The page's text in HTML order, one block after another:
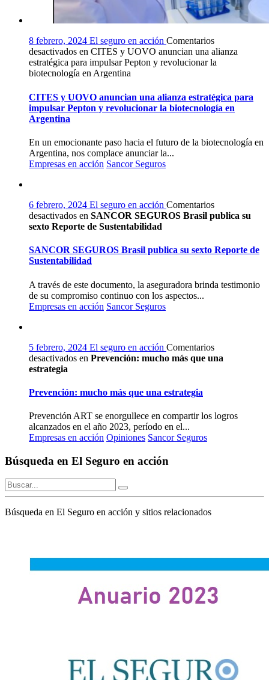
8 febrero, 2024 El seguro en acción Comentarios
desactivados en CITES y UOVO anuncian una alianza
estratégica para impulsar Pepton y revolucionar la
biotecnología en Argentina
CITES y UOVO anuncian una alianza estratégica para
impulsar Pepton y revolucionar la biotecnología en
Argentina
En un emocionante paso hacia el futuro de la biotecnología en
Argentina, nos complace anunciar la...
Empresas en acción Sancor Seguros
6 febrero, 2024 El seguro en acción Comentarios
desactivados en SANCOR SEGUROS Brasil publica su
sexto Reporte de Sustentabilidad
SANCOR SEGUROS Brasil publica su sexto Reporte de
Sustentabilidad
A través de este documento, la aseguradora brinda testimonio
de su compromiso continuo con los aspectos...
Empresas en acción Sancor Seguros
5 febrero, 2024 El seguro en acción Comentarios
desactivados en Prevención: mucho más que una
estrategia
Prevención: mucho más que una estrategia
Prevención ART se enorgullece en compartir los logros
alcanzados en el año 2023, período en el...
Empresas en acción Opiniones Sancor Seguros
Búsqueda en El Seguro en acción
Búsqueda en El Seguro en acción y sitios relacionados